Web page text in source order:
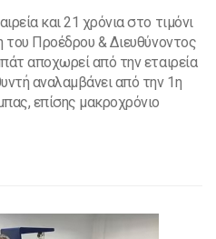
και 21 χρόνια στο τιμόνι
Προέδρου & Διευθύνοντος
αποχωρεί από την εταιρεία
αναλαμβάνει από την 1η
επίσης μακροχρόνιο